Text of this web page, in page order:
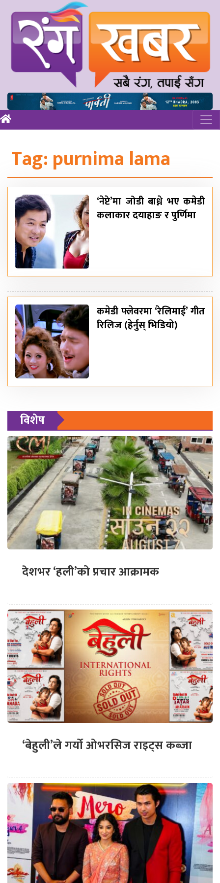
Tag:purnima lama
‘नेप्टे’मा जोडी बाध्ने भए कमेडी
कलाकार दयाहाङ र पुर्णिमा
कमेडी फ्लेवरमा ‘रेलिमाई’ गीत
रिलिज (हेर्नुस् भिडियो)
विशेष
देशभर ‘हली’को प्रचार आक्रामक
‘बेहुली’ले गर्यो ओभरसिज राइट्स कब्जा